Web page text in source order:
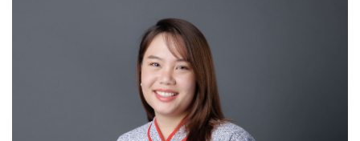
ข้อมูลความเชี่ยวชาญ
Social and Cultural Theory (Critical Theory, British New Left),
Working Class Politics, Agrarian Labour, Cultural Resistance,
Right-Left Populism